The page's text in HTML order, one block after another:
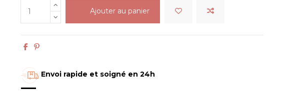
Ajouter au panier
Envoi rapide et soigné en 24h